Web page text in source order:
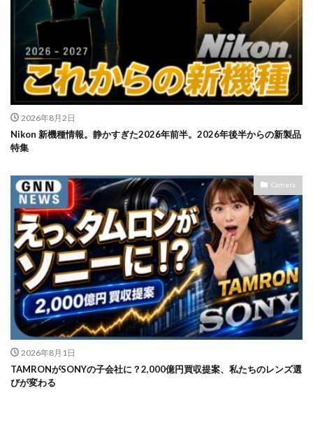
2026年8月2日
Nikon 新機種情報。静かすぎた2026年前半。2026年後半からの新製品
特集
Camera
2026年8月1日
TAMRONがSONYの子会社に？2,000億円買収提案、私たちのレンズ選
びが変わる